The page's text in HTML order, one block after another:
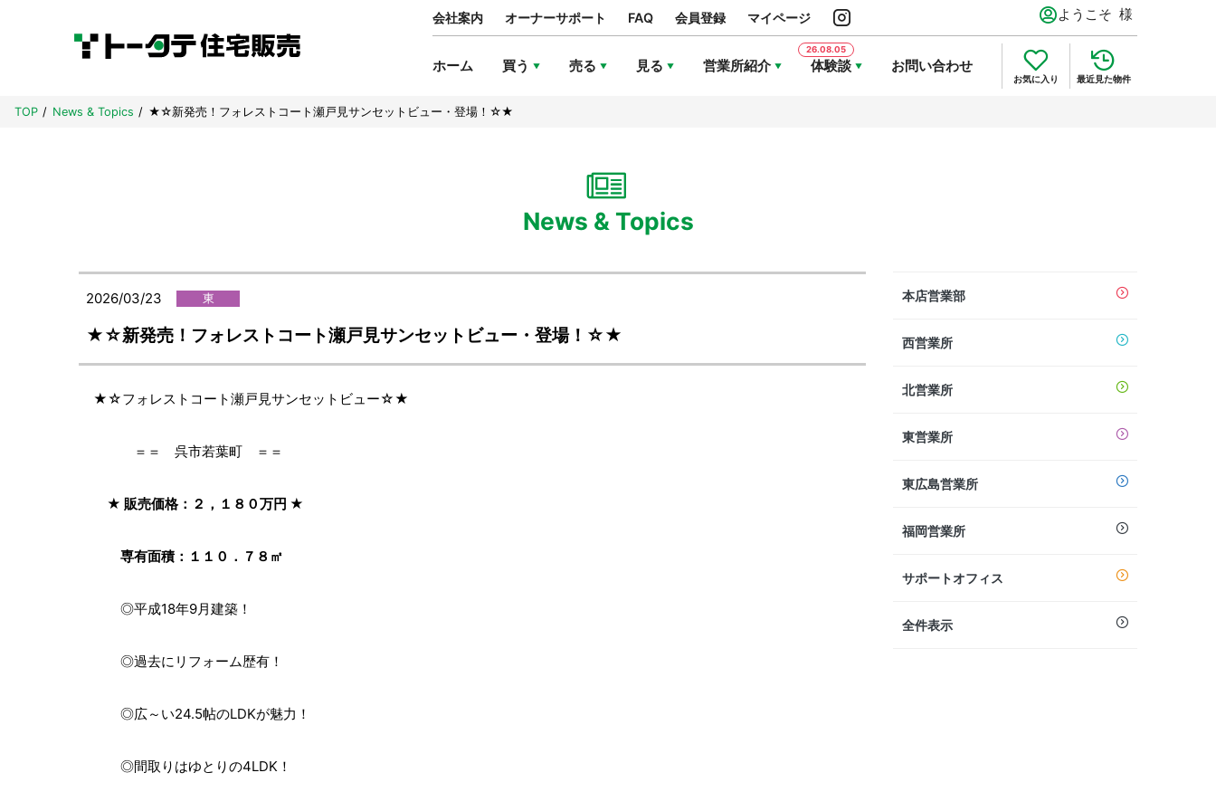
ようこそ 様
会社案内 オーナーサポート FAQ 会員登録 マイページ
ホーム 買う 売る 見る 営業所紹介 体験談 お問い合わせ
お気に入り 最近見た物件
TOP News & Topics ★☆新発売！フォレストコート瀬戸見サンセットビュー・登場！☆★
News & Topics
2026/03/23 東
★☆新発売！フォレストコート瀬戸見サンセットビュー・登場！☆★
★☆フォレストコート瀬戸見サンセットビュー☆★
＝＝ 呉市若葉町 ＝＝
★ 販売価格：２，１８０万円 ★
専有面積：１１０．７８㎡
◎平成18年9月建築！
◎過去にリフォーム歴有！
◎広～い24.5帖のLDKが魅力！
◎間取りはゆとりの4LDK！
本店営業部
西営業所
北営業所
東営業所
東広島営業所
福岡営業所
サポートオフィス
全件表示